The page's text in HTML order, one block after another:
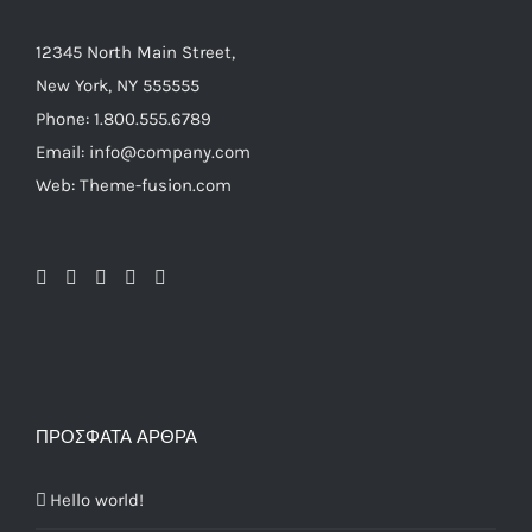
12345 North Main Street,
New York, NY 555555
Phone: 1.800.555.6789
Email: info@company.com
Web: Theme-fusion.com
ΠΡΌΣΦΑΤΑ ΆΡΘΡΑ
Hello world!